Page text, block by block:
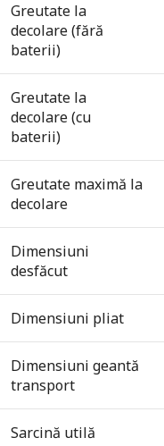
Greutate la
decolare (fără
baterii)
Greutate la
decolare (cu
baterii)
Greutate maximă la
decolare
Dimensiuni
desfăcut
Dimensiuni pliat
Dimensiuni geantă
transport
Sarcină utilă